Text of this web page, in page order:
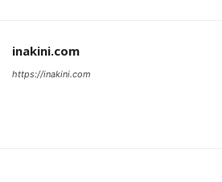
inakini.com
https://inakini.com